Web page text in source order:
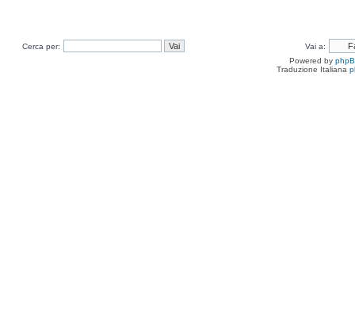
Cerca per:
Vai a:
Powered by
Traduzione Italiana